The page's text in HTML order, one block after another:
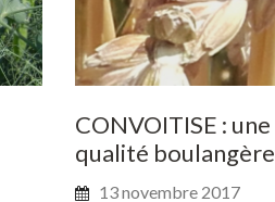
CONVOITISE : une
qualité boulangère
13 novembre 2017